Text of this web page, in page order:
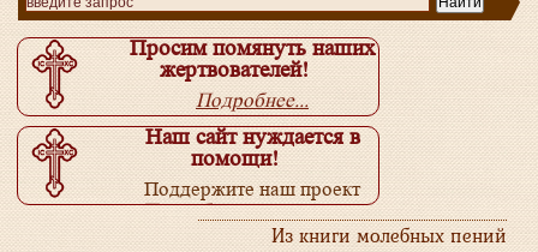
Просим помянуть наших
жертвователей!
Подробнее...
Наш сайт нуждается в
помощи!
Поддержите наш проект
Подробнее...
Из книги молебных пений